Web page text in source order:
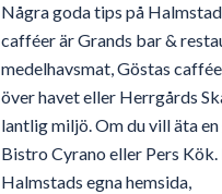
Några goda tips på
cafféer är Grands bar &
medelhavsmat, Göstas
över havet eller Herrgårds
lantlig miljö. Om du vill äta
Bistro Cyrano eller Pers
Halmstads egna hemsida,